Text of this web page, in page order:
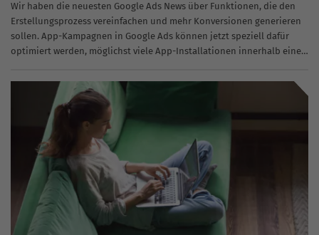
Wir haben die neuesten Google Ads News über Funktionen, die den
Erstellungsprozess vereinfachen und mehr Konversionen generieren
sollen. App-Kampagnen in Google Ads können jetzt speziell dafür
optimiert werden, möglichst viele App-Installationen innerhalb eines